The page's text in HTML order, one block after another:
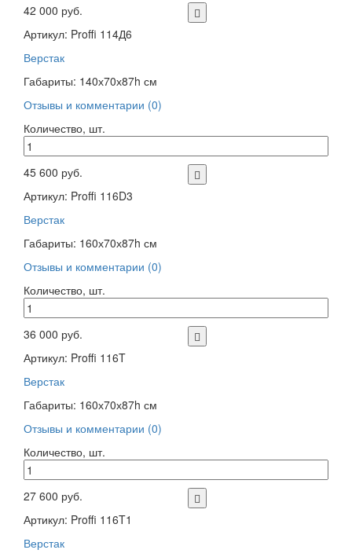
42 000 руб.
Артикул: Proffi 114Д6
Верстак
Габариты: 140х70х87h см
Отзывы и комментарии (0)
Количество, шт.
45 600 руб.
Артикул: Proffi 116D3
Верстак
Габариты: 160х70х87h см
Отзывы и комментарии (0)
Количество, шт.
36 000 руб.
Артикул: Proffi 116T
Верстак
Габариты: 160х70х87h см
Отзывы и комментарии (0)
Количество, шт.
27 600 руб.
Артикул: Proffi 116T1
Верстак